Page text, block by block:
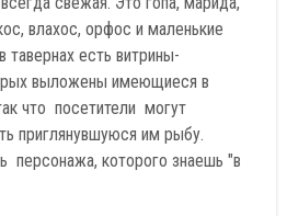
влахос, орфос и маленькие
тавернах есть витрины-
выложены имеющиеся в
что посетители могут
приглянувшуюся им рыбу.
персонажа, которого знаешь "в